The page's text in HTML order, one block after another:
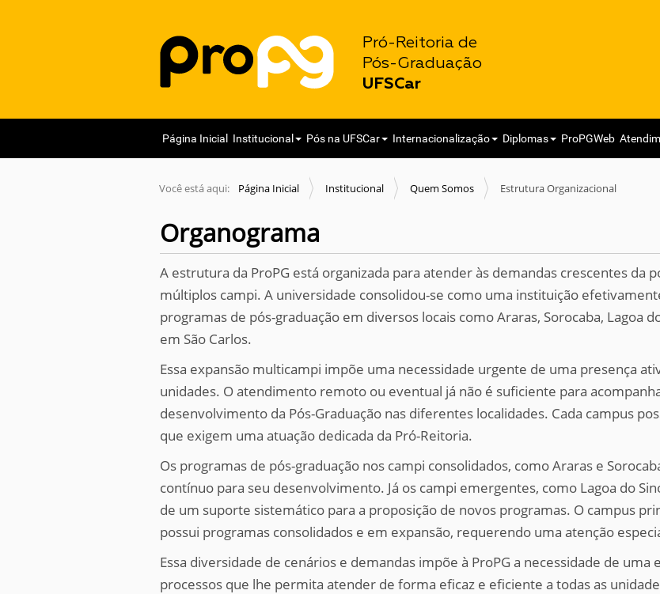
Pró-Reitoria de
Pós-Graduação
UFSCar
Página Inicial Institucional Pós na UFSCar Internacionalização Diplomas ProPGWeb
Você está aqui: Página Inicial Institucional Quem Somos Estrutura Organizacional
Organograma
A estrutura da ProPG está organizada para atender às demandas crescentes da
múltiplos campi. A universidade consolidou-se como uma instituição
programas de pós-graduação em diversos locais como Araras, Sorocaba, Lagoa
em São Carlos.
Essa expansão multicampi impõe uma necessidade urgente de uma presença
unidades. O atendimento remoto ou eventual já não é suficiente para
desenvolvimento da Pós-Graduação nas diferentes localidades. Cada campus
que exigem uma atuação dedicada da Pró-Reitoria.
Os programas de pós-graduação nos campi consolidados, como Araras e
contínuo para seu desenvolvimento. Já os campi emergentes, como Lagoa do
de um suporte sistemático para a proposição de novos programas. O campus
possui programas consolidados e em expansão, requerendo uma atenção
Essa diversidade de cenários e demandas impõe à ProPG a necessidade de
processos que lhe permita atender de forma eficaz e eficiente a todas as